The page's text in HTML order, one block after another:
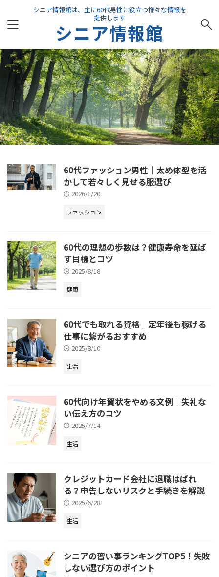
シニア情報館は、主に60代男性に役立つ様々な情報を
提供します
シニア情報館
60代ファッション男性｜太め体型を活
かして若々しく見せる服選び
2026/1/20
ファッション
60代の理想の歩数は？健康寿命を延ば
す目標とコツ
2025/8/18
健康
60代でも取れる資格｜定年後も稼げる
仕事に繋がるおすすめ
2025/8/10
生活
60代向け年賀状をやめる文例｜失礼な
い伝え方のコツ
2025/7/14
生活
クレジットカード会社に退職はばれ
る？申告しないリスクと手続きを解説
2025/6/28
生活
シニアの習い事ランキングTOP5！失敗
しない選び方のポイント